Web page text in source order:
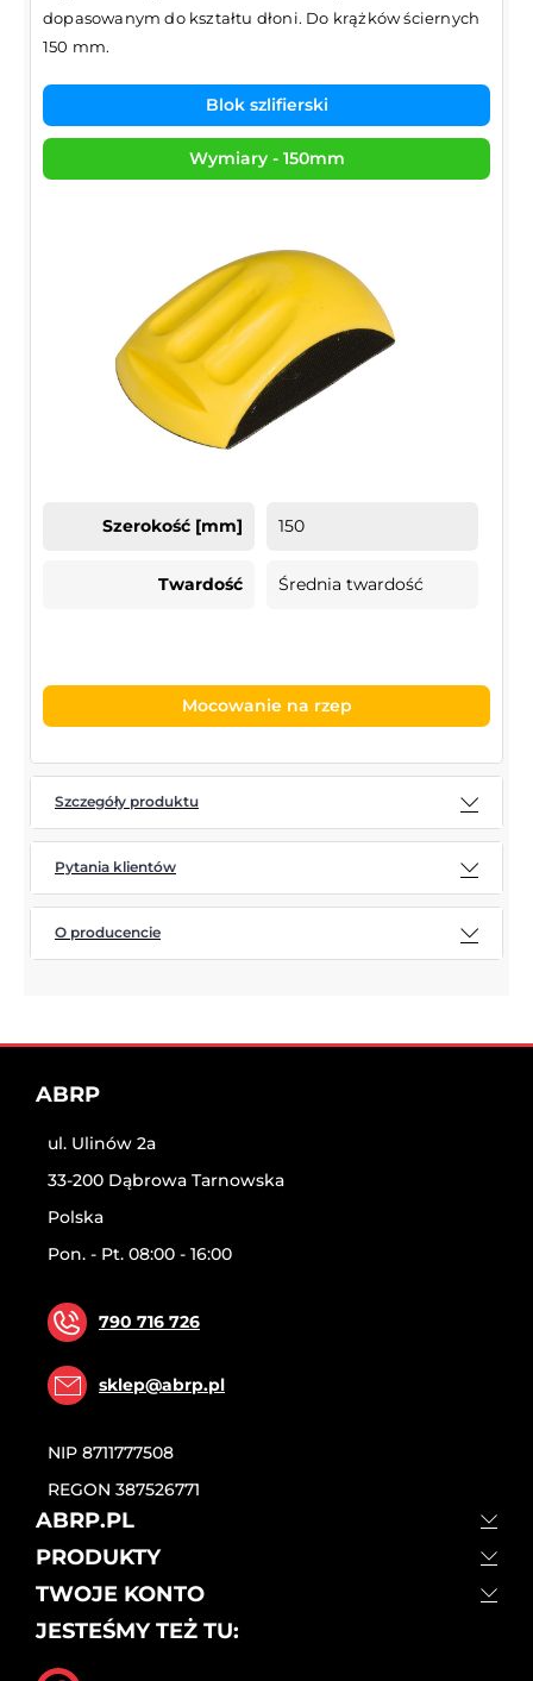
dopasowanym do kształtu dłoni. Do krążków ściernych
150 mm.
Blok szlifierski
Wymiary - 150mm
Szerokość [mm] 150
Twardość Średnia twardość
Mocowanie na rzep
Szczegóły produktu
Pytania klientów
O producencie
ABRP
ul. Ulinów 2a
33-200 Dąbrowa Tarnowska
Polska
Pon. - Pt. 08:00 - 16:00
790 716 726
sklep@abrp.pl
NIP 8711777508
REGON 387526771
ABRP.PL
PRODUKTY
TWOJE KONTO
JESTEŚMY TEŻ TU: